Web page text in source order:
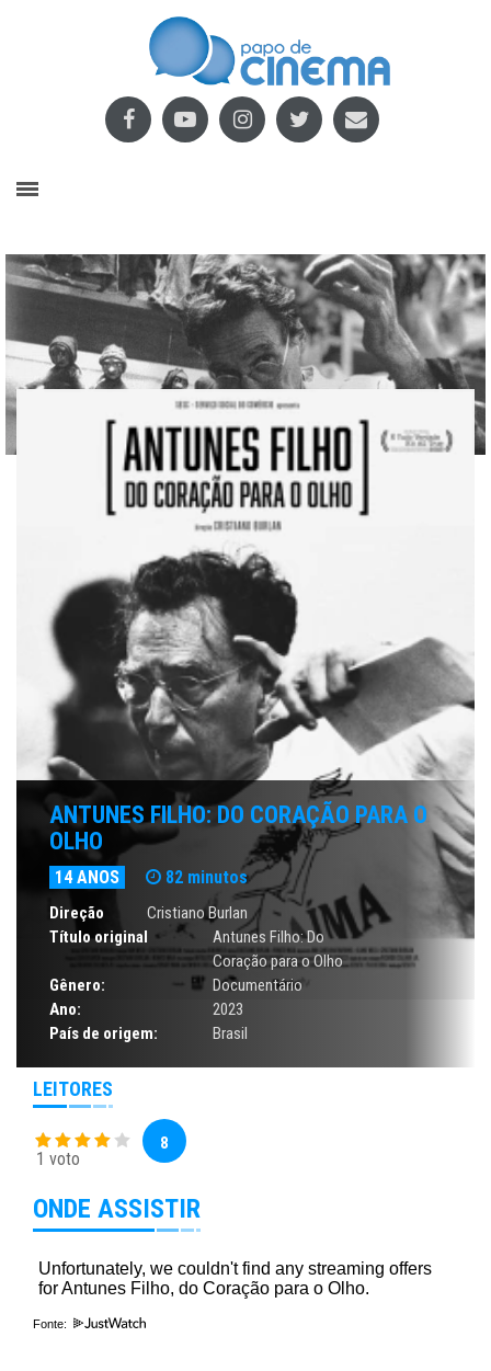
ANTUNES FILHO: DO CORAÇÃO PARA O
OLHO
14 ANOS 82 minutos
Direção
Cristiano Burlan
Título original
Antunes Filho: Do
Coração para o Olho
Gênero:
Documentário
Ano:
2023
País de origem:
Brasil
LEITORES
1 voto
8
ONDE ASSISTIR
Fonte: